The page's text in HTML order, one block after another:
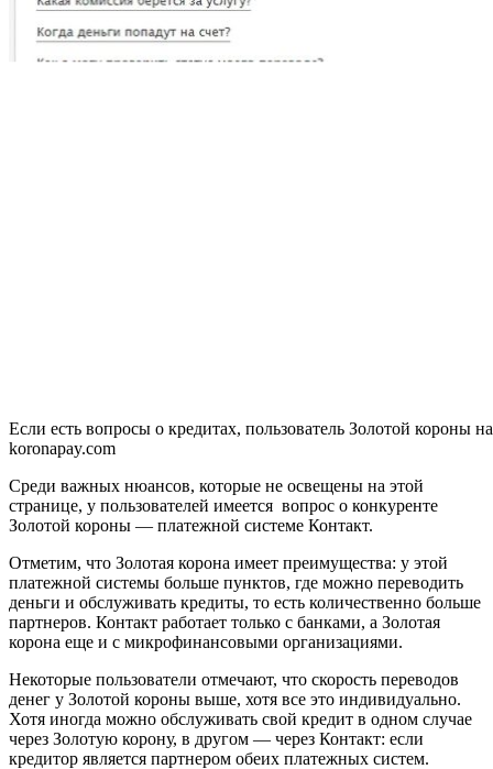
Если есть вопросы о кредитах, пользователь Золотой короны
koronapay.com
Среди важных нюансов, которые не освещены на этой
странице, у пользователей имеется вопрос о конкуренте
Золотой короны — платежной системе Контакт.
Отметим, что Золотая корона имеет преимущества: у этой
платежной системы больше пунктов, где можно переводить
деньги и обслуживать кредиты, то есть количественно больше
партнеров. Контакт работает только с банками, а Золотая
корона еще и с микрофинансовыми организациями.
Некоторые пользователи отмечают, что скорость переводов
денег у Золотой короны выше, хотя все это индивидуально.
Хотя иногда можно обслуживать свой кредит в одном случае
через Золотую корону, в другом — через Контакт: если
кредитор является партнером обеих платежных систем.